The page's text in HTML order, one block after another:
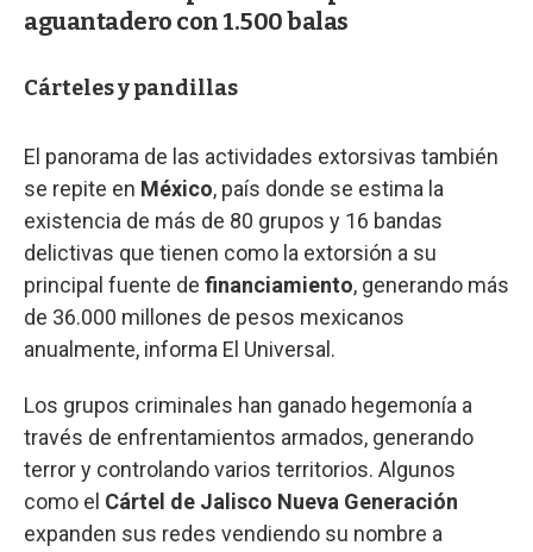
aguantadero con 1.500 balas
Cárteles y pandillas
El panorama de las actividades extorsivas también
se repite en México, país donde se estima la
existencia de más de 80 grupos y 16 bandas
delictivas que tienen como la extorsión a su
principal fuente de financiamiento, generando más
de 36.000 millones de pesos mexicanos
anualmente, informa El Universal.
Los grupos criminales han ganado hegemonía a
través de enfrentamientos armados, generando
terror y controlando varios territorios. Algunos
como el Cártel de Jalisco Nueva Generación
expanden sus redes vendiendo su nombre a